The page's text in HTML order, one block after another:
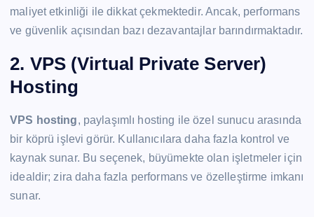
maliyet etkinliği ile dikkat çekmektedir. Ancak, performans
ve güvenlik açısından bazı dezavantajlar barındırmaktadır.
2. VPS (Virtual Private Server)
Hosting
VPS hosting, paylaşımlı hosting ile özel sunucu arasında
bir köprü işlevi görür. Kullanıcılara daha fazla kontrol ve
kaynak sunar. Bu seçenek, büyümekte olan işletmeler için
idealdir; zira daha fazla performans ve özelleştirme imkanı
sunar.